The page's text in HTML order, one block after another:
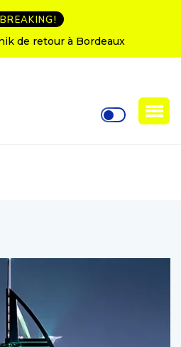
BREAKING!
50 ans : le programme des
d’ouverture